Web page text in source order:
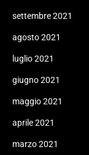
settembre 2021
agosto 2021
luglio 2021
giugno 2021
maggio 2021
aprile 2021
marzo 2021